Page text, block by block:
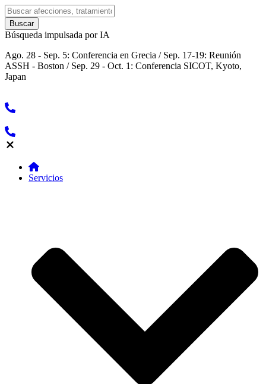
Búsqueda impulsada por IA
Ago. 28 - Sep. 5: Conferencia en Grecia / Sep. 17-19: Reunión
ASSH - Boston / Sep. 29 - Oct. 1: Conferencia SICOT, Kyoto,
Japan
Servicios